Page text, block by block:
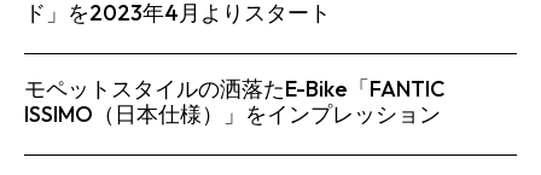
ド」を2023年4月よりスタート
モペットスタイルの洒落たE-Bike「FANTIC
ISSIMO（日本仕様）」をインプレッション